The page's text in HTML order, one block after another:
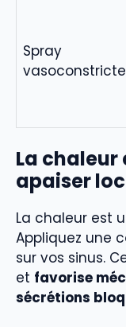
Spray
La chaleur
apaiser
La chaleur est
Appliquez une
sur vos sinus.
et favorise
sécrétions